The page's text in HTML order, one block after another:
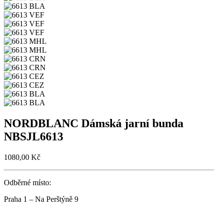
NORDBLANC Dámská jarní bunda
NBSJL6613
1080,00 Kč
Odběrné místo:
Praha 1 – Na Perštýně 9